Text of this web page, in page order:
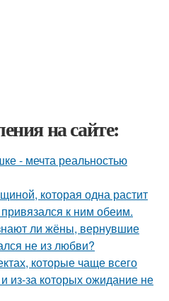
на сайте:
- мечта реальностью
которая одна растит
к ним обеим.
ли жёны, вернувшие
не из любви?
которые чаще всего
из-за которых ожидание не